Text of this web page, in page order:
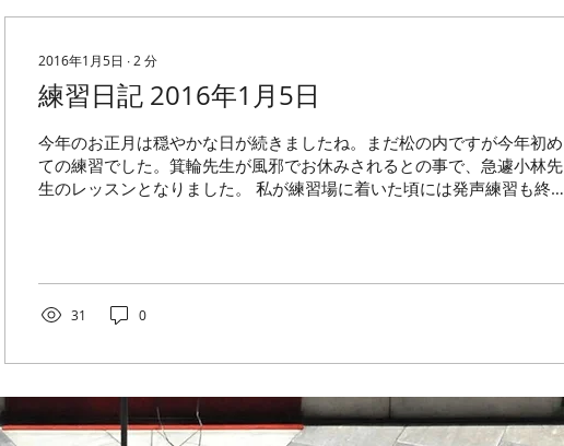
2016年1月5日 ∙ 2 分
練習日記 2016年1月5日
今年のお正月は穏やかな日が続きましたね。まだ松の内ですが今年初め
ての練習でした。箕輪先生が風邪でお休みされるとの事で、急遽小林先
生のレッスンとなりました。 私が練習場に着いた頃には発声練習も終わ
31 0